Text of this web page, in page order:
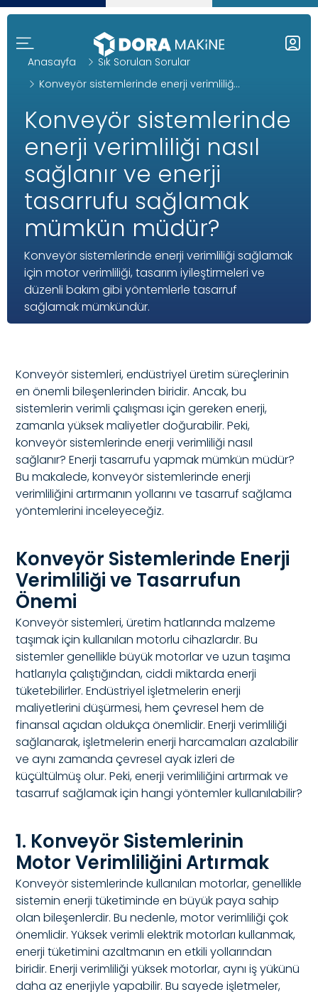
Konveyör sistemlerinde
enerji verimliliği nasıl
sağlanır ve enerji
tasarrufu sağlamak
mümkün müdür?
Konveyör sistemlerinde enerji verimliliği sağlamak
için motor verimliliği, tasarım iyileştirmeleri ve
düzenli bakım gibi yöntemlerle tasarruf
sağlamak mümkündür.
Anasayfa
Sık Sorulan Sorular
Konveyör sistemlerinde enerji verimliliğ...
Konveyör sistemleri, endüstriyel üretim süreçlerinin
en önemli bileşenlerinden biridir. Ancak, bu
sistemlerin verimli çalışması için gereken enerji,
zamanla yüksek maliyetler doğurabilir. Peki,
konveyör sistemlerinde enerji verimliliği nasıl
sağlanır? Enerji tasarrufu yapmak mümkün müdür?
Bu makalede, konveyör sistemlerinde enerji
verimliliğini artırmanın yollarını ve tasarruf sağlama
yöntemlerini inceleyeceğiz.
Konveyör Sistemlerinde Enerji
Verimliliği ve Tasarrufun
Önemi
Konveyör sistemleri, üretim hatlarında malzeme
taşımak için kullanılan motorlu cihazlardır. Bu
sistemler genellikle büyük motorlar ve uzun taşıma
hatlarıyla çalıştığından, ciddi miktarda enerji
tüketebilirler. Endüstriyel işletmelerin enerji
maliyetlerini düşürmesi, hem çevresel hem de
finansal açıdan oldukça önemlidir. Enerji verimliliği
sağlanarak, işletmelerin enerji harcamaları azalabilir
ve aynı zamanda çevresel ayak izleri de
küçültülmüş olur. Peki, enerji verimliliğini artırmak ve
tasarruf sağlamak için hangi yöntemler kullanılabilir?
1. Konveyör Sistemlerinin
Motor Verimliliğini Artırmak
Konveyör sistemlerinde kullanılan motorlar, genellikle
sistemin enerji tüketiminde en büyük paya sahip
olan bileşenlerdir. Bu nedenle, motor verimliliği çok
önemlidir. Yüksek verimli elektrik motorları kullanmak,
enerji tüketimini azaltmanın en etkili yollarından
biridir. Enerji verimliliği yüksek motorlar, aynı iş yükünü
daha az enerjiyle yapabilir. Bu sayede işletmeler,